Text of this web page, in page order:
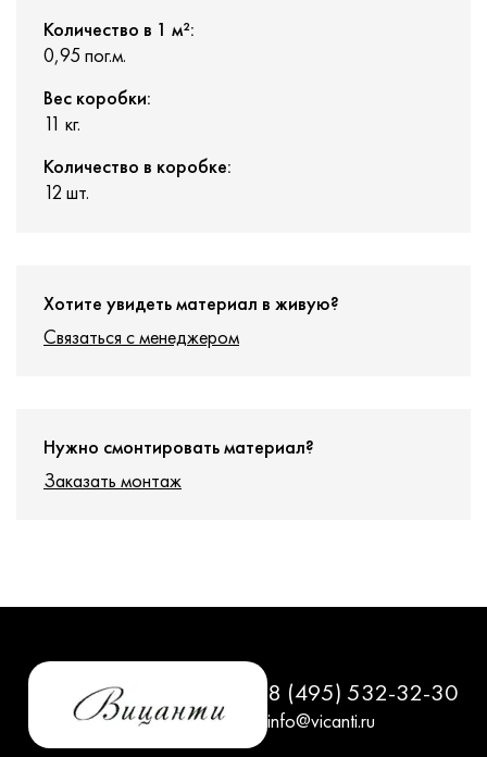
Количество в 1 м²:
0,95 пог.м.
Вес коробки:
11 кг.
Количество в коробке:
12 шт.
Хотите увидеть материал в живую?
Связаться с менеджером
Нужно смонтировать материал?
Заказать монтаж
8 (495) 532-32-30
info@vicanti.ru